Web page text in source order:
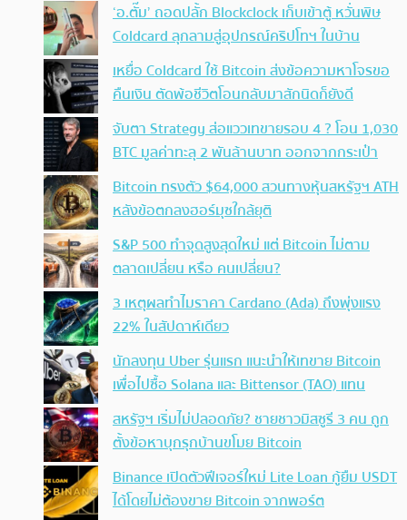
‘อ.ตั๊ม’ ถอดปลั้ก Blockclock เก็บเข้าตู้ หวั่นพิษ
Coldcard ลุกลามสู่อุปกรณ์คริปโทฯ ในบ้าน
เหยื่อ Coldcard ใช้ Bitcoin ส่งข้อความหาโจรขอ
คืนเงิน ตัดพ้อชีวิตโอนกลับมาสักนิดก็ยังดี
จับตา Strategy ส่อแววเทขายรอบ 4 ? โอน 1,030
BTC มูลค่าทะลุ 2 พันล้านบาท ออกจากกระเป๋า
Bitcoin ทรงตัว $64,000 สวนทางหุ้นสหรัฐฯ ATH
หลังข้อตกลงฮอร์มุซใกล้ยุติ
S&P 500 ทำจุดสูงสุดใหม่ แต่ Bitcoin ไม่ตาม
ตลาดเปลี่ยน หรือ คนเปลี่ยน?
3 เหตุผลทำไมราคา Cardano (Ada) ถึงพุ่งแรง
22% ในสัปดาห์เดียว
นักลงทุน Uber รุ่นแรก แนะนำให้เทขาย Bitcoin
เพื่อไปซื้อ Solana และ Bittensor (TAO) แทน
สหรัฐฯ เริ่มไม่ปลอดภัย? ชายชาวมิสซูรี 3 คน ถูก
ตั้งข้อหาบุกรุกบ้านขโมย Bitcoin
Binance เปิดตัวฟีเจอร์ใหม่ Lite Loan กู้ยืม USDT
ได้โดยไม่ต้องขาย Bitcoin จากพอร์ต